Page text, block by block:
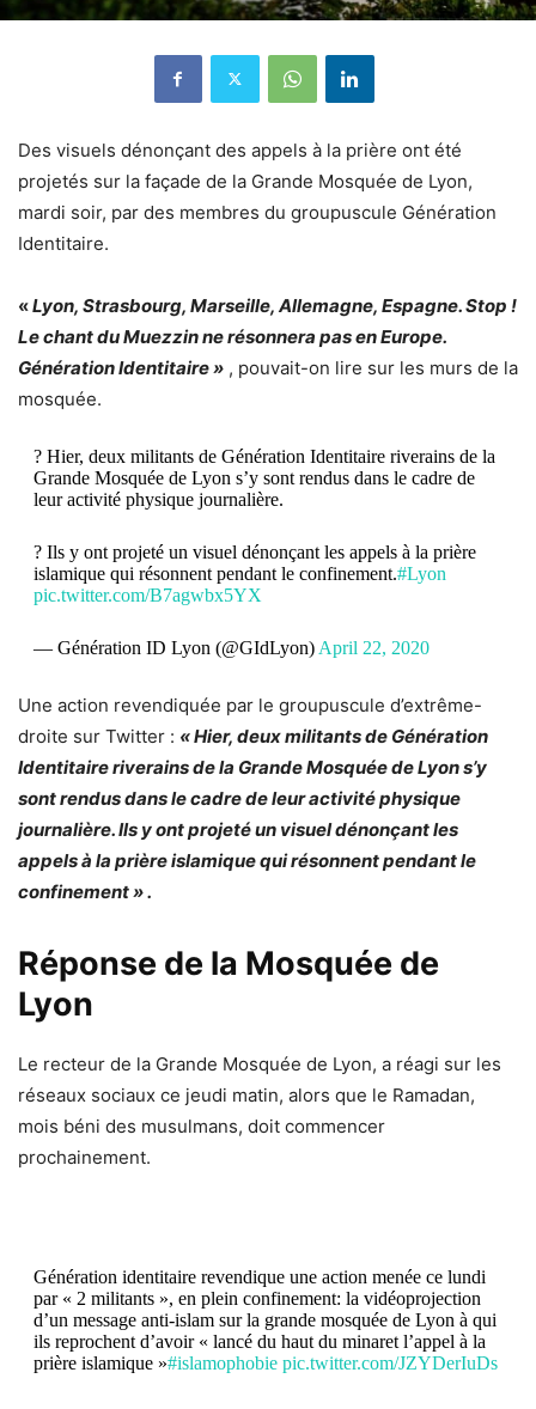
Des visuels dénonçant des appels à la prière ont été
projetés sur la façade de la Grande Mosquée de Lyon,
mardi soir, par des membres du groupuscule Génération
Identitaire.
«Lyon, Strasbourg, Marseille, Allemagne, Espagne. Stop !
Le chant du Muezzin ne résonnera pas en Europe.
Génération Identitaire » , pouvait-on lire sur les murs de la
mosquée.
? Hier, deux militants de Génération Identitaire riverains de la
Grande Mosquée de Lyon s’y sont rendus dans le cadre de
leur activité physique journalière.
? Ils y ont projeté un visuel dénonçant les appels à la prière
islamique qui résonnent pendant le confinement.#Lyon
pic.twitter.com/B7agwbx5YX
— Génération ID Lyon (@GIdLyon) April 22, 2020
Une action revendiquée par le groupuscule d’extrême-
droite sur Twitter : « Hier, deux militants de Génération
Identitaire riverains de la Grande Mosquée de Lyon s’y
sont rendus dans le cadre de leur activité physique
journalière. Ils y ont projeté un visuel dénonçant les
appels à la prière islamique qui résonnent pendant le
confinement » .
Réponse de la Mosquée de
Lyon
Le recteur de la Grande Mosquée de Lyon, a réagi sur les
réseaux sociaux ce jeudi matin, alors que le Ramadan,
mois béni des musulmans, doit commencer
prochainement.
Génération identitaire revendique une action menée ce lundi
par « 2 militants », en plein confinement: la vidéoprojection
d’un message anti-islam sur la grande mosquée de Lyon à qui
ils reprochent d’avoir « lancé du haut du minaret l’appel à la
prière islamique »#islamophobie pic.twitter.com/JZYDerIuDs